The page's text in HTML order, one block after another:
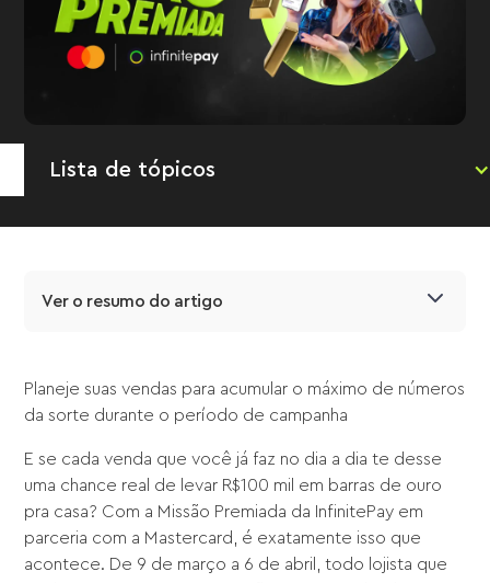
Lista de tópicos
Ver o resumo do artigo
Planeje suas vendas para acumular o máximo de números
da sorte durante o período de campanha
E se cada venda que você já faz no dia a dia te desse
uma chance real de levar R$100 mil em barras de ouro
pra casa? Com a Missão Premiada da InfinitePay em
parceria com a Mastercard, é exatamente isso que
acontece. De 9 de março a 6 de abril, todo lojista que